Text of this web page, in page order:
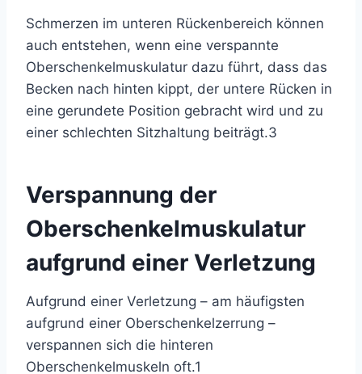
Schmerzen im unteren Rückenbereich können
auch entstehen, wenn eine verspannte
Oberschenkelmuskulatur dazu führt, dass das
Becken nach hinten kippt, der untere Rücken in
eine gerundete Position gebracht wird und zu
einer schlechten Sitzhaltung beiträgt.3
Verspannung der
Oberschenkelmuskulatur
aufgrund einer Verletzung
Aufgrund einer Verletzung – am häufigsten
aufgrund einer Oberschenkelzerrung –
verspannen sich die hinteren
Oberschenkelmuskeln oft.1